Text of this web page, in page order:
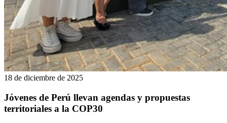
18 de diciembre de 2025
Jóvenes de Perú llevan agendas y propuestas
territoriales a la COP30